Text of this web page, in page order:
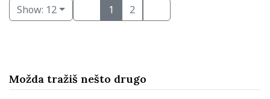
Show: 12 1 2
Možda tražiš nešto drugo